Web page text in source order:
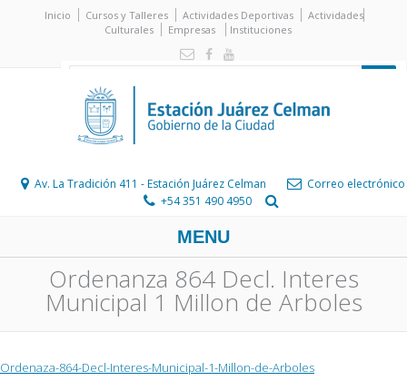
Inicio Cursos y Talleres Actividades Deportivas
Actividades
Culturales
Empresas Instituciones
Av. La Tradición 411 - Estación Juárez Celman
Correo electrónico
+54 351 490 4950
MENU
Ordenanza 864 Decl. Interes
Municipal 1 Millon de Arboles
Ordenaza-864-Decl-Interes-Municipal-1-Millon-de-Arboles